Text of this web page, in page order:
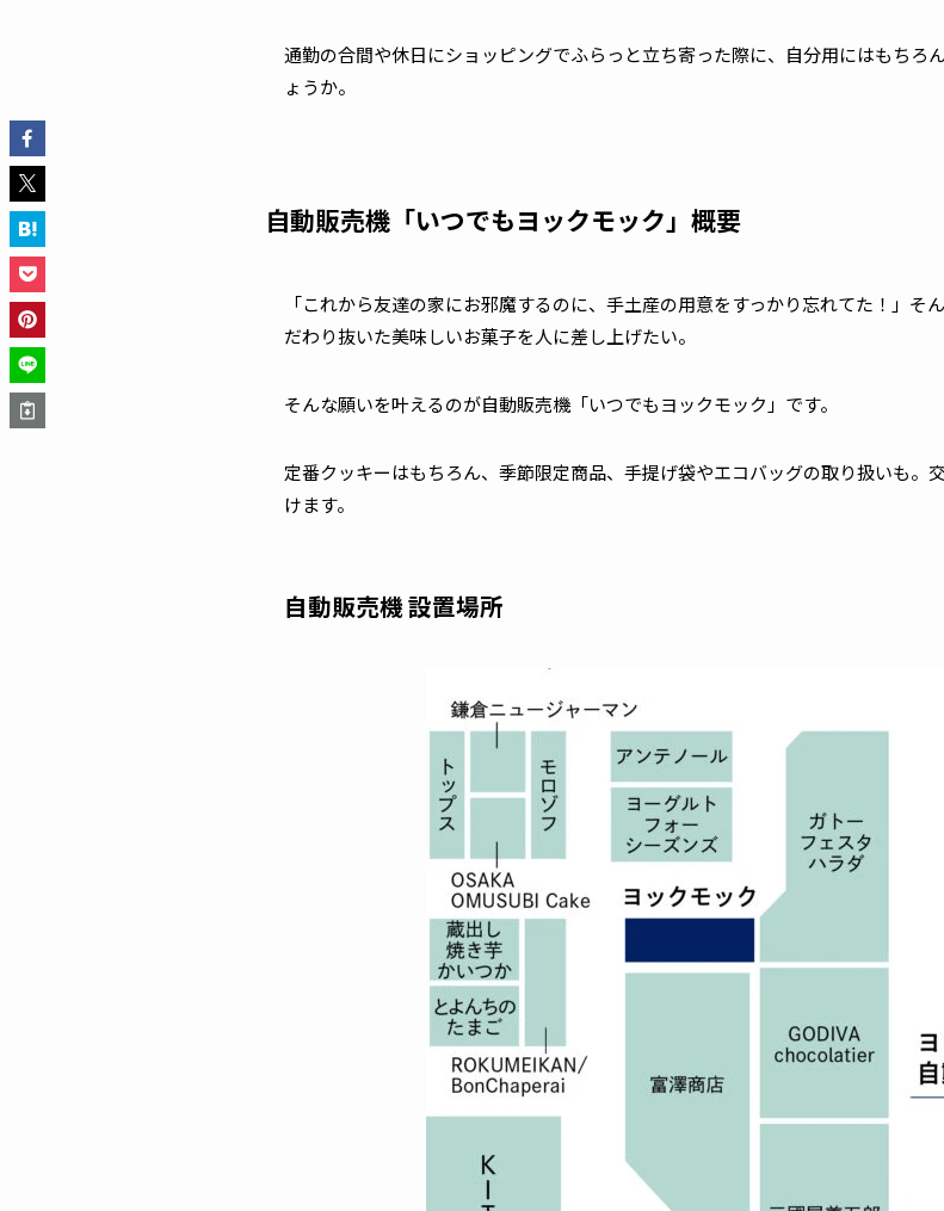
通勤の合間や休日にショッピングでふらっと立ち寄った際に、自分用にはもちろ
ょうか。
自動販売機「いつでもヨックモック」概要
「これから友達の家にお邪魔するのに、手土産の用意をすっかり忘れてた！」そ
だわり抜いた美味しいお菓子を人に差し上げたい。
そんな願いを叶えるのが自動販売機「いつでもヨックモック」です。
定番クッキーはもちろん、季節限定商品、手提げ袋やエコバッグの取り扱いも。
けます。
自動販売機 設置場所